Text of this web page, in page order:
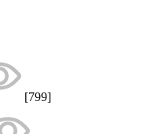
[799]